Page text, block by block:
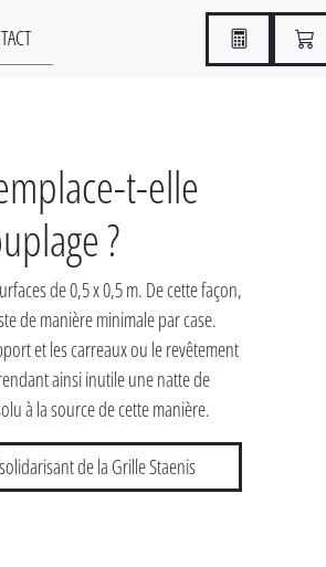
t-elle
?
de 0,5 x 0,5 m. De cette façon,
de manière minimale par case.
et les carreaux ou le revêtement
ainsi inutile une natte de
à la source de cette manière.
de la Grille Staenis